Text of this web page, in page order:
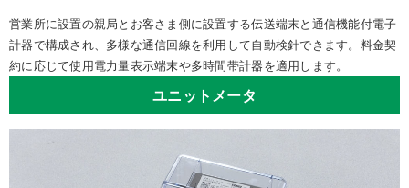
営業所に設置の親局とお客さま側に設置する伝送端末と通信機能付電子
計器で構成され、多様な通信回線を利用して自動検針できます。料金契
約に応じて使用電力量表示端末や多時間帯計器を適用します。
ユニットメータ